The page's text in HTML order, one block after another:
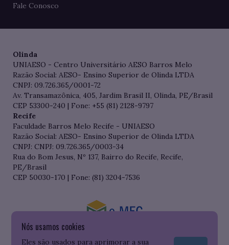
Nós usamos cookies
Eles são usados para aprimorar a sua
Fale Conosco
Olinda
UNIAESO - Centro Universitário AESO Barros Melo
Razão Social: AESO- Ensino Superior de Olinda LTDA
CNPJ: 09.726.365/0001-72
Av. Transamazônica, 405, Jardim Brasil II, Olinda, PE/Brasil
CEP 53300-240 | Fone: +55 (81) 2128-9797
Recife
Faculdade Barros Melo Recife - UNIAESO
Razão Social: AESO- Ensino Superior de Olinda LTDA
CNPJ: CNPJ: 09.726.365/0003-34
Rua do Bom Jesus, Nº 137, Bairro do Recife, Recife,
PE/Brasil
CEP 50030-170 | Fone: (81) 3204-7536
Consulte o cadastro da Instituição no Sistema do e-MEC